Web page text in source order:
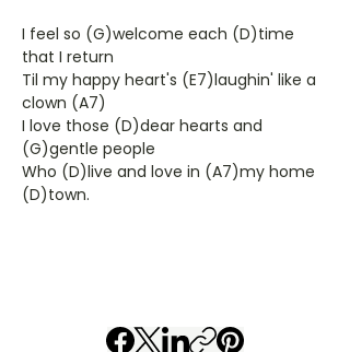
I feel so (G)welcome each (D)time
that I return
Til my happy heart's (E7)laughin' like a
clown (A7)
I love those (D)dear hearts and
(G)gentle people
Who (D)live and love in (A7)my home
(D)town.